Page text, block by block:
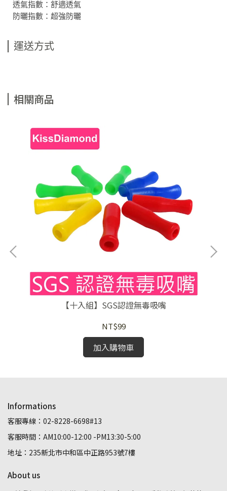
透氣指數：舒適透氣
防曬指數：超強防曬
運送方式
相關商品
【十入組】SGS認證無毒吸嘴
NT$99
加入購物車
Informations
客服專線：02-8228-6698#13
客服時間：AM10:00-12:00 -PM13:30-5:00
地址：235新北市中和區中正路953號7樓
About us